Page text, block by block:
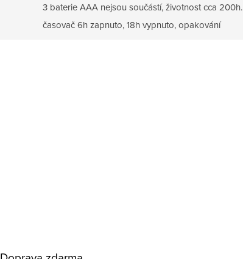
3 baterie AAA nejsou součástí, životnost cca 200h.
časovač 6h zapnuto, 18h vypnuto, opakování